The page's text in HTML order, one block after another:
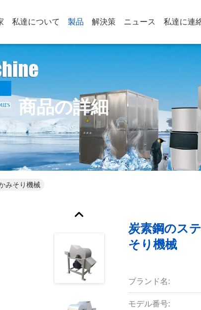
私達について 製品 解決策 ニュース 私達に連
商品の詳細
みそり機械
炭素鋼のス
そり機械
ブランド名:
モデル番号: